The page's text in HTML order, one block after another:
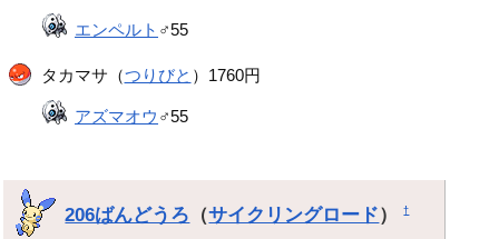
エンペルト ♂55
タカマサ（つりびと ）1760円
アズマオウ ♂55
206ばんどうろ （サイクリングロード）†